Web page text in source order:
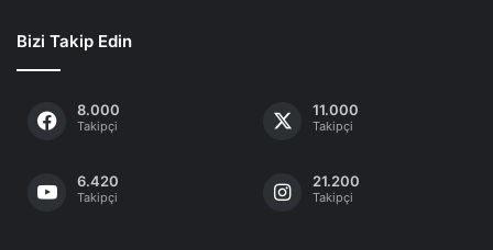
Bizi Takip Edin
8.000
Takipçi
11.000
Takipçi
6.420
Takipçi
21.200
Takipçi